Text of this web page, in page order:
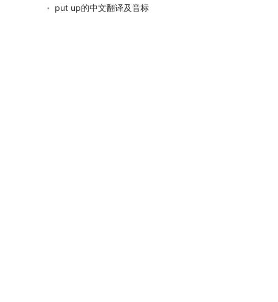
put up的中文翻译及音标